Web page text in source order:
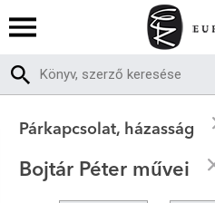
Párkapcsolat, házasság
Bojtár Péter művei